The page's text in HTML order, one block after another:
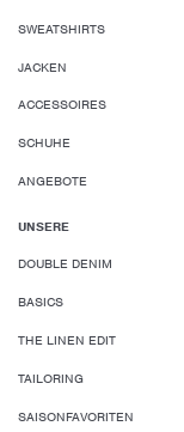
SWEATSHIRTS
JACKEN
ACCESSOIRES
SCHUHE
ANGEBOTE
UNSERE
DOUBLE DENIM
BASICS
THE LINEN EDIT
TAILORING
SAISONFAVORITEN